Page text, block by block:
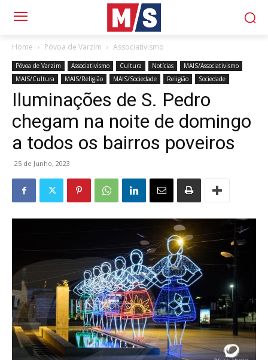
Home Póvoa de Varzim Associativismo
Póvoa de Varzim Associativismo Cultura Notícias
MAIS/Associativismo
MAIS/Cultura
MAIS/Religião MAIS/Sociedade Religião Sociedade
Iluminações de S. Pedro
chegam na noite de domingo
a todos os bairros poveiros
25 de Junho, 2023